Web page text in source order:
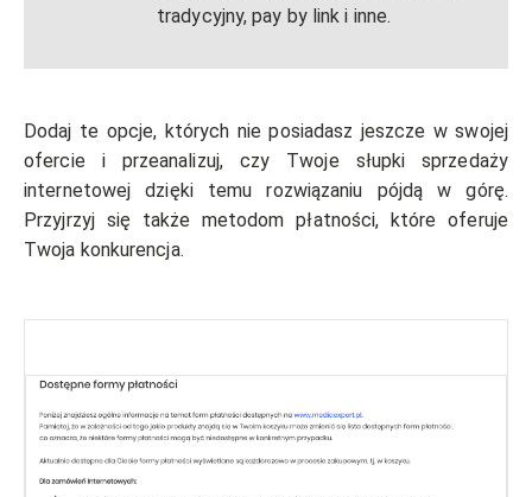
tradycyjny, pay by link i inne.
Dodaj te opcje, których nie posiadasz jeszcze w swojej
ofercie i przeanalizuj, czy Twoje słupki sprzedaży
internetowej dzięki temu rozwiązaniu pójdą w górę.
Przyjrzyj się także metodom płatności, które oferuje
Twoja konkurencja.